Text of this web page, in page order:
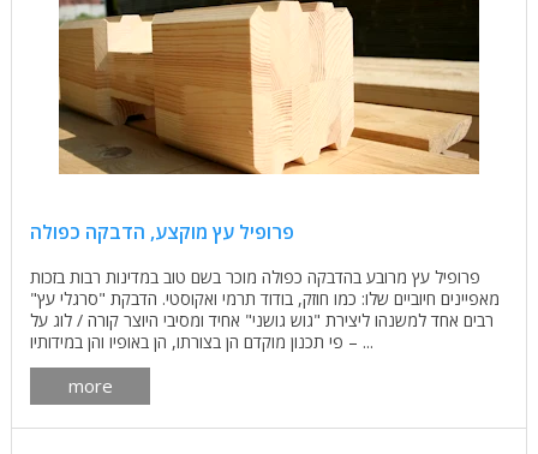
פרופיל עץ מוקצע, הדבקה כפולה
פרופיל עץ מרובע בהדבקה כפולה מוכר בשם טוב במדינות רבות בזכות
מאפיינים חיוביים שלו: כמו חוזק, בודוד תרמי ואקוסטי. הדבקת "סרגלי עץ"
רבים אחד למשנהו ליצירת "גוש גושני" אחיד ומסיבי היוצר קורה / לוג על
פי תכנון מוקדם הן בצורתו, הן באופיו והן במידותיו – ...
more